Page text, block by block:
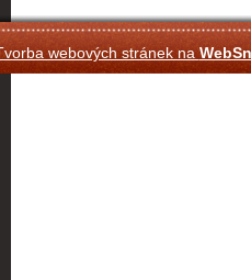
webových stránek na